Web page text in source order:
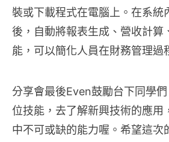
裝或下載程式在電腦上。在系統
後，自動將報表生成、營收計算
能，可以簡化人員在財務管理過
分享會最後Even鼓勵台下同學
位技能，去了解新興技術的應用
中不可或缺的能力喔。希望這次